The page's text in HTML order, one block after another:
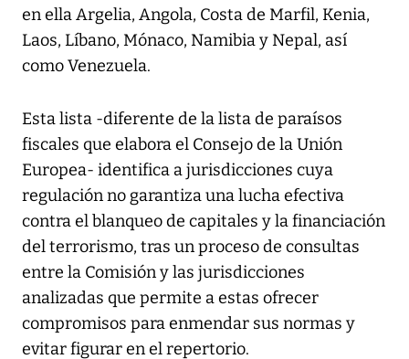
en ella Argelia, Angola, Costa de Marfil, Kenia,
Laos, Líbano, Mónaco, Namibia y Nepal, así
como Venezuela.
Esta lista -diferente de la lista de paraísos
fiscales que elabora el Consejo de la Unión
Europea- identifica a jurisdicciones cuya
regulación no garantiza una lucha efectiva
contra el blanqueo de capitales y la financiación
del terrorismo, tras un proceso de consultas
entre la Comisión y las jurisdicciones
analizadas que permite a estas ofrecer
compromisos para enmendar sus normas y
evitar figurar en el repertorio.